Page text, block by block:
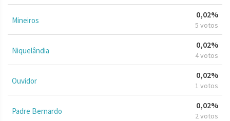
Mineiros
0,02%
5 votos
Niquelândia
0,02%
4 votos
Ouvidor
0,02%
1 votos
Padre Bernardo
0,02%
2 votos